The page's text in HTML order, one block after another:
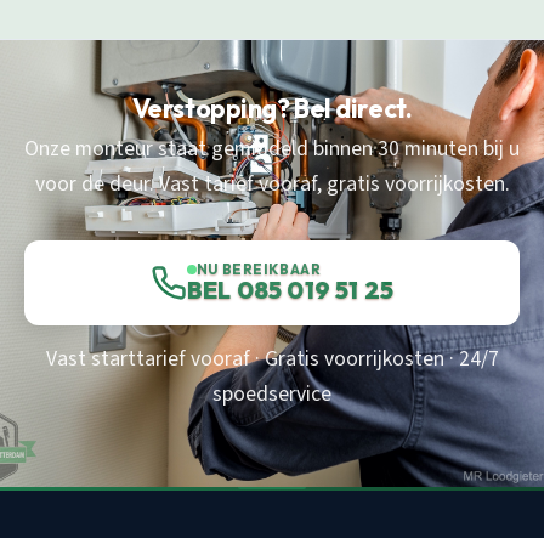
Verstopping? Bel direct.
Onze monteur staat gemiddeld binnen 30 minuten bij u
voor de deur. Vast tarief vooraf, gratis voorrijkosten.
NU BEREIKBAAR
BEL 085 019 51 25
Vast starttarief vooraf · Gratis voorrijkosten · 24/7
spoedservice